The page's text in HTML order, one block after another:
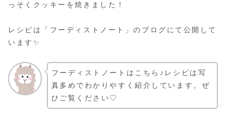
っそくクッキーを焼きました！
レシピは「フーディストノート」のブログにて公開して
います✨
フーディストノートはこちら♪レシピは写
真多めでわかりやすく紹介しています。ぜ
ひご覧ください♡